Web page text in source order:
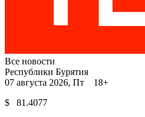
Все новости
Республики Бурятия
07 августа 2026, Пт 18+
$ 81.4077